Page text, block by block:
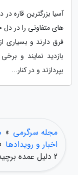
آسیا بزرگترین قاره
های متفاوتی را در
فرق دارند و بسیاری
بازدید نمایند و
بپردازند و در کنار...
مجله سرگرمی »
اخبار و رویدادها
2 دلیل عمده برچیدن پل فلزی کوی نصر